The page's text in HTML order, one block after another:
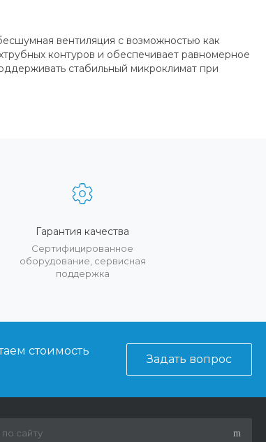
вентиляция с возможностью как
контуров и обеспечивает равномерное
стабильный микроклимат при
Гарантия качества
Сертифицированное
оборудование, сервисная
поддержка
стоимость
Задать вопрос